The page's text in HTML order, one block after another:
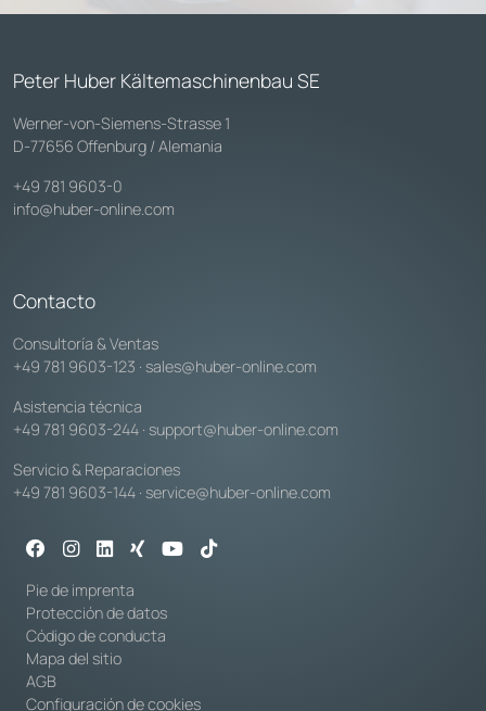
Peter Huber Kältemaschinenbau SE
Werner-von-Siemens-Strasse 1
D-77656 Offenburg / Alemania
+49 781 9603-0
info@huber-online.com
Contacto
Consultoría & Ventas
+49 781 9603-123 · sales@huber-online.com
Asistencia técnica
+49 781 9603-244 · support@huber-online.com
Servicio & Reparaciones
+49 781 9603-144 · service@huber-online.com
Pie de imprenta
Protección de datos
Código de conducta
Mapa del sitio
AGB
Configuración de cookies